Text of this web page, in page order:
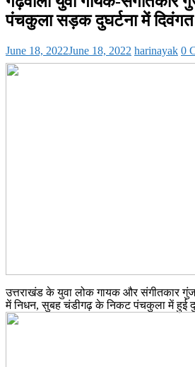
पंचकुला सड़क दुघर्टना में दिवंगत
June 18, 2022June 18, 2022 harinayak 0
उत्तराखंड के युवा लोक गायक और संगीतकार
में निधन, सुबह चंडीगढ़ के निकट पंचकुला में हुई